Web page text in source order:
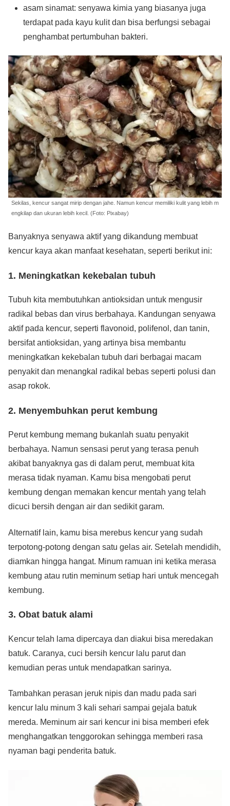
asam sinamat: senyawa kimia yang biasanya juga
terdapat pada kayu kulit dan bisa berfungsi sebagai
penghambat pertumbuhan bakteri.
Sekilas, kencur sangat mirip dengan jahe. Namun kencur memiliki kulit yang lebih m
engkilap dan ukuran lebih kecil. (Foto: Pixabay)
Banyaknya senyawa aktif yang dikandung membuat
kencur kaya akan manfaat kesehatan, seperti berikut ini:
1. Meningkatkan kekebalan tubuh
Tubuh kita membutuhkan antioksidan untuk mengusir
radikal bebas dan virus berbahaya. Kandungan senyawa
aktif pada kencur, seperti flavonoid, polifenol, dan tanin,
bersifat antioksidan, yang artinya bisa membantu
meningkatkan kekebalan tubuh dari berbagai macam
penyakit dan menangkal radikal bebas seperti polusi dan
asap rokok.
2. Menyembuhkan perut kembung
Perut kembung memang bukanlah suatu penyakit
berbahaya. Namun sensasi perut yang terasa penuh
akibat banyaknya gas di dalam perut, membuat kita
merasa tidak nyaman. Kamu bisa mengobati perut
kembung dengan memakan kencur mentah yang telah
dicuci bersih dengan air dan sedikit garam.
Alternatif lain, kamu bisa merebus kencur yang sudah
terpotong-potong dengan satu gelas air. Setelah mendidih,
diamkan hingga hangat. Minum ramuan ini ketika merasa
kembung atau rutin meminum setiap hari untuk mencegah
kembung.
3. Obat batuk alami
Kencur telah lama dipercaya dan diakui bisa meredakan
batuk. Caranya, cuci bersih kencur lalu parut dan
kemudian peras untuk mendapatkan sarinya.
Tambahkan perasan jeruk nipis dan madu pada sari
kencur lalu minum 3 kali sehari sampai gejala batuk
mereda. Meminum air sari kencur ini bisa memberi efek
menghangatkan tenggorokan sehingga memberi rasa
nyaman bagi penderita batuk.